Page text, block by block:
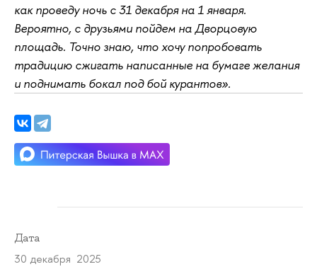
как проведу ночь с 31 декабря на 1 января.
Вероятно, с друзьями пойдем на Дворцовую
площадь. Точно знаю, что хочу попробовать
традицию сжигать написанные на бумаге желания
и поднимать бокал под бой курантов».
Дата
30 декабря 2025